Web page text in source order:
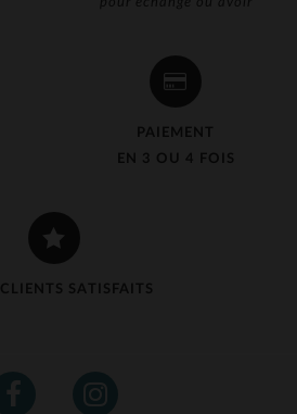
PAIEMENT
EN 3 OU 4 FOIS
SATISFAITS